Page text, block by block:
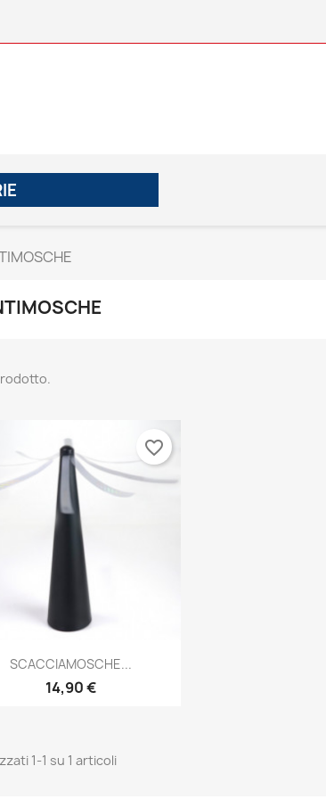
SCACCIAMOSCHE...
14,90 €
Anteprima
favorite_border
1-1 su 1 articoli